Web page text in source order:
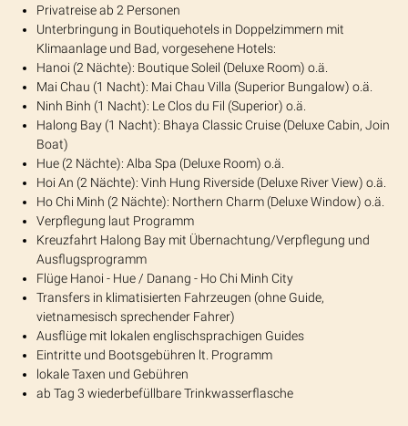
Privatreise ab 2 Personen
Unterbringung in Boutiquehotels in Doppelzimmern mit
Klimaanlage und Bad, vorgesehene Hotels:
Hanoi (2 Nächte): Boutique Soleil (Deluxe Room) o.ä.
Mai Chau (1 Nacht): Mai Chau Villa (Superior Bungalow) o.ä.
Ninh Binh (1 Nacht): Le Clos du Fil (Superior) o.ä.
Halong Bay (1 Nacht): Bhaya Classic Cruise (Deluxe Cabin, Join
Boat)
Hue (2 Nächte): Alba Spa (Deluxe Room) o.ä.
Hoi An (2 Nächte): Vinh Hung Riverside (Deluxe River View) o.ä.
Ho Chi Minh (2 Nächte): Northern Charm (Deluxe Window) o.ä.
Verpflegung laut Programm
Kreuzfahrt Halong Bay mit Übernachtung/Verpflegung und
Ausflugsprogramm
Flüge Hanoi - Hue / Danang - Ho Chi Minh City
Transfers in klimatisierten Fahrzeugen (ohne Guide,
vietnamesisch sprechender Fahrer)
Ausflüge mit lokalen englischsprachigen Guides
Eintritte und Bootsgebühren lt. Programm
lokale Taxen und Gebühren
ab Tag 3 wiederbefüllbare Trinkwasserflasche